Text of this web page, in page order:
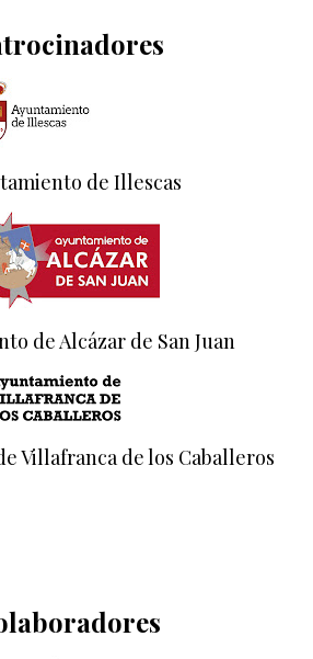
de Illescas
de Alcázar de San Juan
Villafranca de los Caballeros